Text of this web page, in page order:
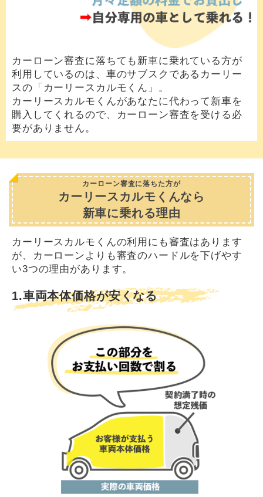
カーローン審査に落ちても新車に乗れている方が
利用しているのは、車のサブスクであるカーリー
スの「カーリースカルモくん」。
カーリースカルモくんがあなたに代わって新車を
購入してくれるので、カーローン審査を受ける必
要がありません。
カーローン審査に落ちた方が
カーリースカルモくんなら
新車に乗れる理由
カーリースカルモくんの利用にも審査はあります
が、カーローンよりも審査のハードルを下げやす
い3つの理由があります。
1.車両本体価格が安くなる